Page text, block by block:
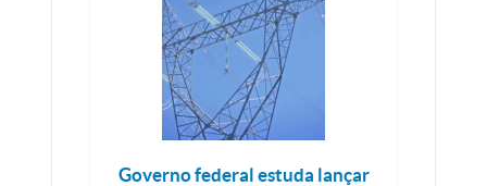
Governo federal estuda lançar